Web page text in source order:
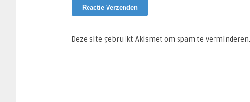
Deze site gebruikt Akismet om spam te verminderen.